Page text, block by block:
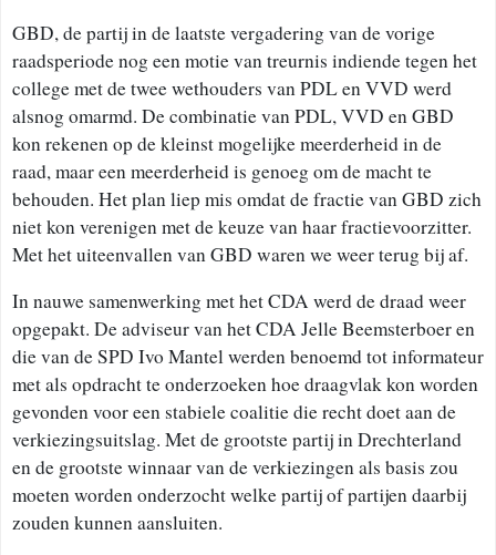
GBD, de partij in de laatste vergadering van de vorige
raadsperiode nog een motie van treurnis indiende tegen het
college met de twee wethouders van PDL en VVD werd
alsnog omarmd. De combinatie van PDL, VVD en GBD
kon rekenen op de kleinst mogelijke meerderheid in de
raad, maar een meerderheid is genoeg om de macht te
behouden. Het plan liep mis omdat de fractie van GBD zich
niet kon verenigen met de keuze van haar fractievoorzitter.
Met het uiteenvallen van GBD waren we weer terug bij af.
In nauwe samenwerking met het CDA werd de draad weer
opgepakt. De adviseur van het CDA Jelle Beemsterboer en
die van de SPD Ivo Mantel werden benoemd tot informateur
met als opdracht te onderzoeken hoe draagvlak kon worden
gevonden voor een stabiele coalitie die recht doet aan de
verkiezingsuitslag. Met de grootste partij in Drechterland
en de grootste winnaar van de verkiezingen als basis zou
moeten worden onderzocht welke partij of partijen daarbij
zouden kunnen aansluiten.